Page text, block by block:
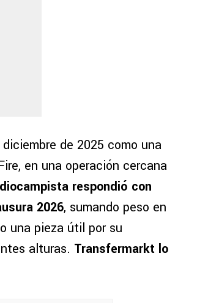
de 2025 como una
en una operación cercana
respondió con
2026, sumando peso en
una pieza útil por su
alturas. Transfermarkt lo